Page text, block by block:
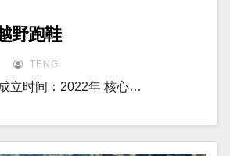
野跑鞋
TENG
立时间：2022年 核心…